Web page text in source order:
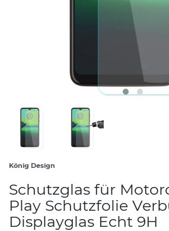
König Design
Schutzglas für
Play Schutzfolie
Displayglas Echt 9H